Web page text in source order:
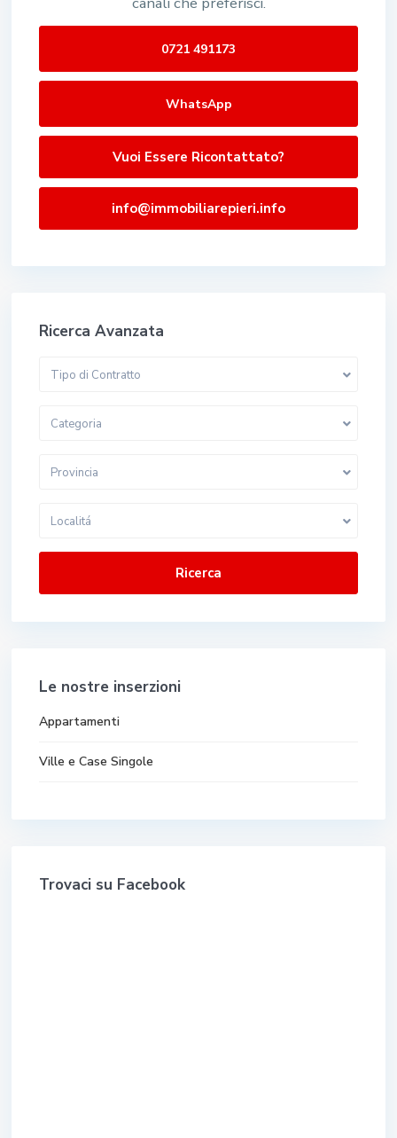
0721 491173
WhatsApp
Vuoi Essere Ricontattato?
info@immobiliarepieri.info
Ricerca Avanzata
Tipo di Contratto
Categoria
Provincia
Localitá
Ricerca
Le nostre inserzioni
Appartamenti
Ville e Case Singole
Trovaci su Facebook